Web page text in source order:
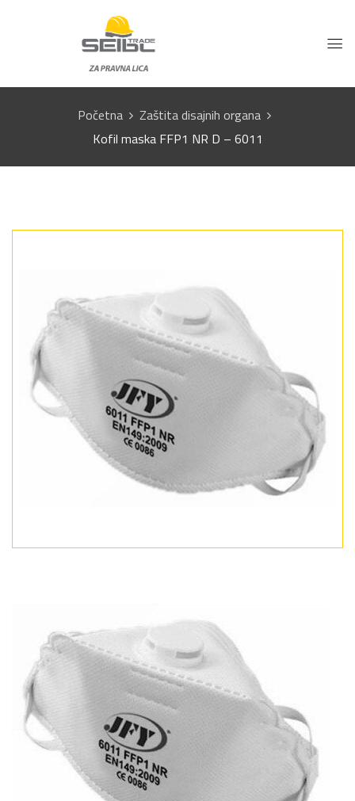
Početna
Zaštita disajnih organa
Kofil maska FFP1 NR D – 6011